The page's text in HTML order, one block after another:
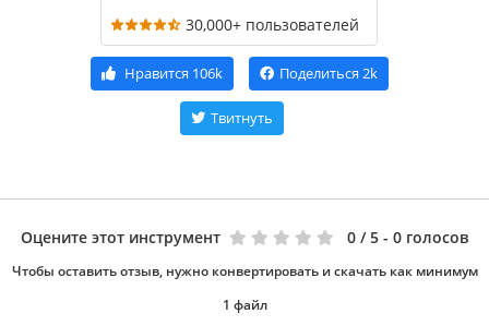
30,000+ пользователей
Нравится 106k Поделиться 2k
Твитнуть
Оцените этот инструмент 0 / 5 - 0 голосов
Чтобы оставить отзыв, нужно конвертировать и скачать как минимум
1 файл